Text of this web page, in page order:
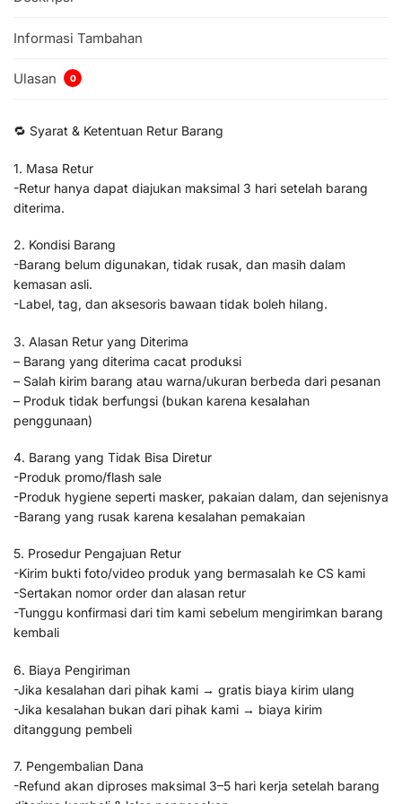
Informasi Tambahan
Ulasan 0
🔁 Syarat & Ketentuan Retur Barang
1. Masa Retur
-Retur hanya dapat diajukan maksimal 3 hari setelah barang
diterima.
2. Kondisi Barang
-Barang belum digunakan, tidak rusak, dan masih dalam
kemasan asli.
-Label, tag, dan aksesoris bawaan tidak boleh hilang.
3. Alasan Retur yang Diterima
– Barang yang diterima cacat produksi
– Salah kirim barang atau warna/ukuran berbeda dari pesanan
– Produk tidak berfungsi (bukan karena kesalahan
penggunaan)
4. Barang yang Tidak Bisa Diretur
-Produk promo/flash sale
-Produk hygiene seperti masker, pakaian dalam, dan sejenisnya
-Barang yang rusak karena kesalahan pemakaian
5. Prosedur Pengajuan Retur
-Kirim bukti foto/video produk yang bermasalah ke CS kami
-Sertakan nomor order dan alasan retur
-Tunggu konfirmasi dari tim kami sebelum mengirimkan barang
kembali
6. Biaya Pengiriman
-Jika kesalahan dari pihak kami → gratis biaya kirim ulang
-Jika kesalahan bukan dari pihak kami → biaya kirim
ditanggung pembeli
7. Pengembalian Dana
-Refund akan diproses maksimal 3–5 hari kerja setelah barang